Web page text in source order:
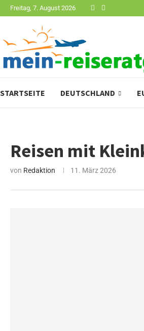
Freitag, 7. August 2026
STARTSEITE DEUTSCHLAND
Reisen mit
von Redaktion 11. März 2026